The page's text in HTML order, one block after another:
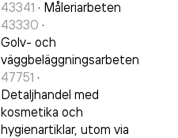
43341 · Måleriarbeten
43330 ·
Golv- och
väggbeläggningsarbeten
47751 ·
Detaljhandel med
kosmetika och
hygienartiklar, utom via